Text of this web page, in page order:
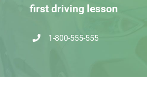
first driving lesson
1-800-555-555